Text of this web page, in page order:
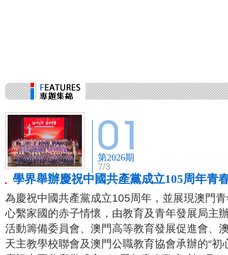
第2026期
7/3
學界舉辦慶祝中國共產黨成立105周年青
為慶祝中國共產黨成立105周年，並展現澳門
心繫家國的赤子情懷，由教育及青年發展局主
活動籌備委員會、澳門高等教育發展促進會、
天主教學校聯會及澳門公職教育協會承辦的“